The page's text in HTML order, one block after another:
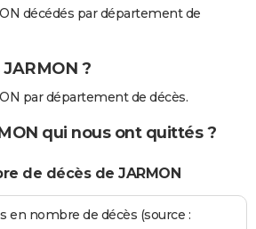
décédés par département de
?
par département de décès.
qui nous ont quittés ?
de décès de JARMON
en nombre de décès (source :